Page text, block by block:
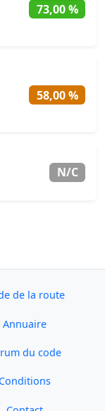
73,00 %
58,00 %
N/C
de la route
Annuaire
du code
Conditions